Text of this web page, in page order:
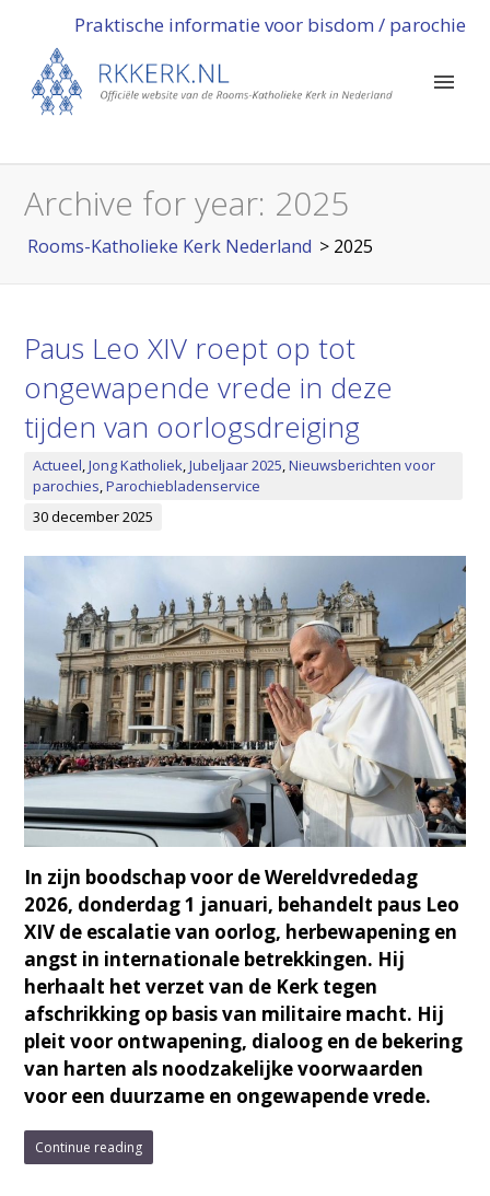
Praktische informatie voor bisdom / parochie
Archive for year: 2025
Rooms-Katholieke Kerk Nederland > 2025
Paus Leo XIV roept op tot
ongewapende vrede in deze
tijden van oorlogsdreiging
Actueel,Jong Katholiek,Jubeljaar 2025,Nieuwsberichten voor
parochies,Parochiebladenservice
30 december 2025
In zijn boodschap voor de Wereldvrededag
2026, donderdag 1 januari, behandelt paus Leo
XIV de escalatie van oorlog, herbewapening en
angst in internationale betrekkingen. Hij
herhaalt het verzet van de Kerk tegen
afschrikking op basis van militaire macht. Hij
pleit voor ontwapening, dialoog en de bekering
van harten als noodzakelijke voorwaarden
voor een duurzame en ongewapende vrede.
Continue reading